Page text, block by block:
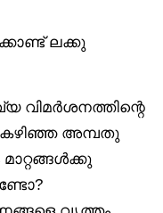
ലക്കു
വിമർശനത്തിന്റെ
കഴിഞ്ഞ അമ്പതു